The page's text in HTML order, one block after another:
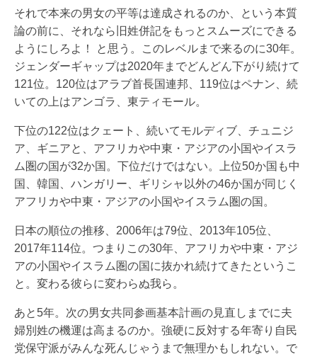
それで本来の男女の平等は達成されるのか、という本質
論の前に、それなら旧姓併記をもっとスムーズにできる
ようにしろよ！ と思う。このレベルまで来るのに30年。
ジェンダーギャップは2020年までどんどん下がり続けて
121位。120位はアラブ首長国連邦、119位はペナン、続
いての上はアンゴラ、東ティモール。
下位の122位はクェート、続いてモルディブ、チュニジ
ア、ギニアと、アフリカや中東・アジアの小国やイスラ
ム圏の国が32か国。下位だけではない。上位50か国も中
国、韓国、ハンガリー、ギリシャ以外の46か国が同じく
アフリカや中東・アジアの小国やイスラム圏の国。
日本の順位の推移、2006年は79位、2013年105位、
2017年114位。つまりこの30年、アフリカや中東・アジ
アの小国やイスラム圏の国に抜かれ続けてきたというこ
と。変わる彼らに変わらぬ我ら。
あと5年。次の男女共同参画基本計画の見直しまでに夫
婦別姓の機運は高まるのか。強硬に反対する年寄り自民
党保守派がみんな死んじゃうまで無理かもしれない。で